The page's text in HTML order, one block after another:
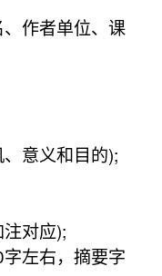
作者单位、课
意义和目的);
对应);
左右，摘要字